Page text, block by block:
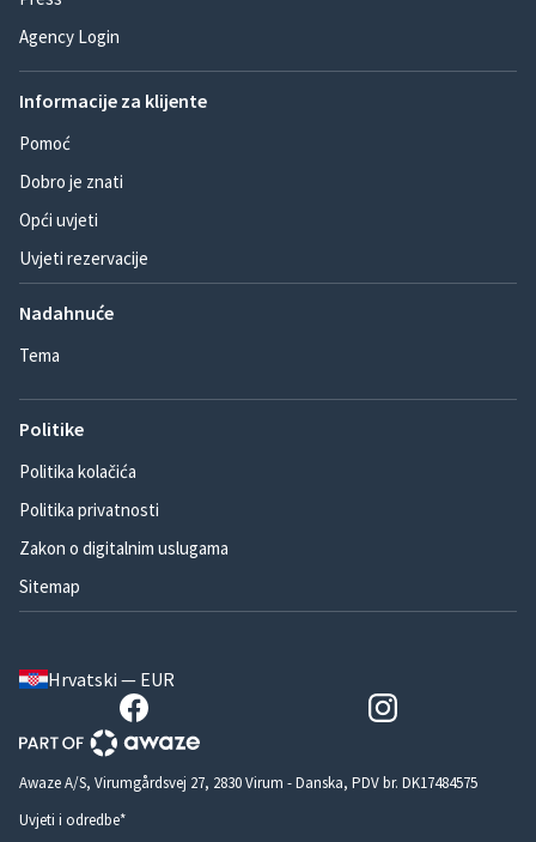
Agency Login
Informacije za klijente
Pomoć
Dobro je znati
Opći uvjeti
Uvjeti rezervacije
Nadahnuće
Tema
Politike
Politika kolačića
Politika privatnosti
Zakon o digitalnim uslugama
Sitemap
Hrvatski — EUR
Awaze A/S, Virumgårdsvej 27, 2830 Virum - Danska, PDV br. DK17484575
Uvjeti i odredbe*